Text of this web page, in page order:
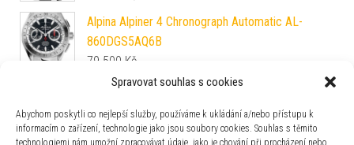
Spravovat souhlas s cookies
Abychom poskytli co nejlepší služby, používáme k ukládání a/nebo přístupu k
informacím o zařízení, technologie jako jsou soubory cookies. Souhlas s těmito
technologiemi nám umožní zpracovávat údaje, jako je chování při procházení nebo
Alpina Alpiner 4 Chronograph Automatic AL-
860DGS5AQ6B
79 500 Kč
Mido Baroncelli Heritage Gent
M027.407.33.050.00
35 100Kč